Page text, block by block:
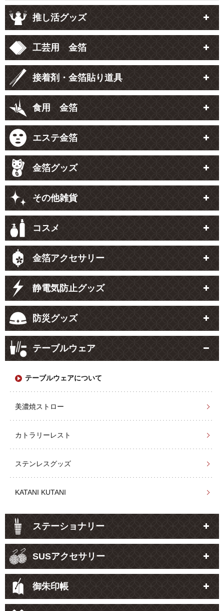
推し活グッズ
工芸用 金箔
接着剤・金箔貼り道具
食用 金箔
エステ金箔
金箔グッズ
その他雑貨
コスメ
金箔アクセサリー
静電気防止グッズ
防災グッズ
テーブルウェア
テーブルウェアについて
美濃焼ストロー
カトラリーレスト
ステンレスグッズ
KATANI KUTANI
ステーショナリー
SUSアクセサリー
御朱印帳